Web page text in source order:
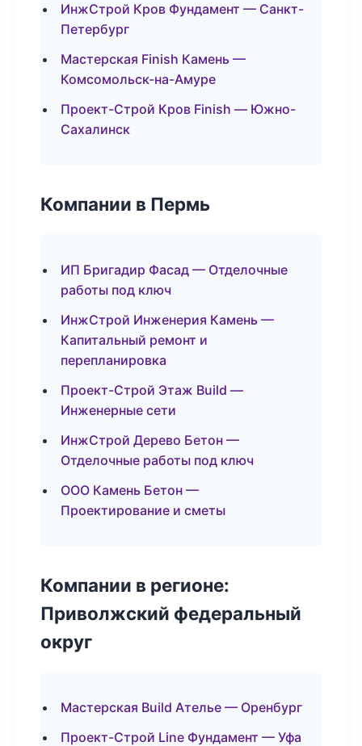
ИнжСтрой Кров Фундамент — Санкт-
Петербург
Мастерская Finish Камень —
Комсомольск-на-Амуре
Проект-Строй Кров Finish — Южно-
Сахалинск
Компании в Пермь
ИП Бригадир Фасад — Отделочные
работы под ключ
ИнжСтрой Инженерия Камень —
Капитальный ремонт и
перепланировка
Проект-Строй Этаж Build —
Инженерные сети
ИнжСтрой Дерево Бетон —
Отделочные работы под ключ
ООО Камень Бетон —
Проектирование и сметы
Компании в регионе:
Приволжский федеральный
округ
Мастерская Build Ателье — Оренбург
Проект-Строй Line Фундамент — Уфа